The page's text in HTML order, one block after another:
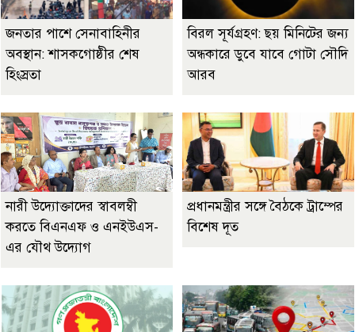
জনতার পাশে সেনাবাহিনীর
অবস্থান: শাসকগোষ্ঠীর শেষ
হিংস্রতা
বিরল সূর্যগ্রহণ: ছয় মিনিটের জন্য
অন্ধকারে ডুবে যাবে গোটা সৌদি
আরব
নারী উদ্যোক্তাদের স্বাবলম্বী
করতে বিএনএফ ও এনইউএস-
এর যৌথ উদ্যোগ
প্রধানমন্ত্রীর সঙ্গে বৈঠকে ট্রাম্পের
বিশেষ দূত